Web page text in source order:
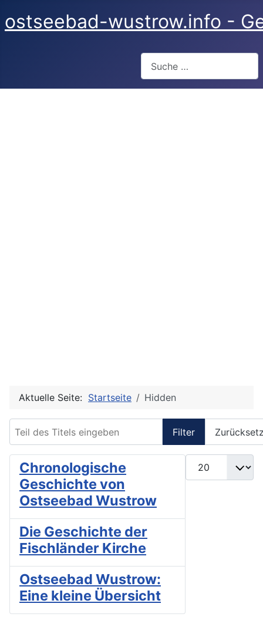
ostseebad-wustrow.info -
Aktuelle Seite: Startseite Hidden
Filter
Anzeige #
Chronologische
Geschichte von
Ostseebad Wustrow
Die Geschichte der
Fischländer Kirche
Ostseebad Wustrow:
Eine kleine Übersicht